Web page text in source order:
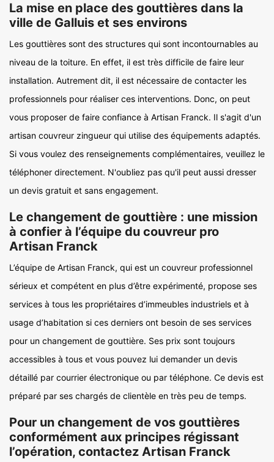
La mise en place des gouttières dans la
ville de Galluis et ses environs
Les gouttières sont des structures qui sont incontournables au
niveau de la toiture. En effet, il est très difficile de faire leur
installation. Autrement dit, il est nécessaire de contacter les
professionnels pour réaliser ces interventions. Donc, on peut
vous proposer de faire confiance à Artisan Franck. Il s'agit d'un
artisan couvreur zingueur qui utilise des équipements adaptés.
Si vous voulez des renseignements complémentaires, veuillez le
téléphoner directement. N'oubliez pas qu'il peut aussi dresser
un devis gratuit et sans engagement.
Le changement de gouttière : une mission
à confier à l’équipe du couvreur pro
Artisan Franck
L’équipe de Artisan Franck, qui est un couvreur professionnel
sérieux et compétent en plus d’être expérimenté, propose ses
services à tous les propriétaires d’immeubles industriels et à
usage d’habitation si ces derniers ont besoin de ses services
pour un changement de gouttière. Ses prix sont toujours
accessibles à tous et vous pouvez lui demander un devis
détaillé par courrier électronique ou par téléphone. Ce devis est
préparé par ses chargés de clientèle en très peu de temps.
Pour un changement de vos gouttières
conformément aux principes régissant
l’opération, contactez Artisan Franck